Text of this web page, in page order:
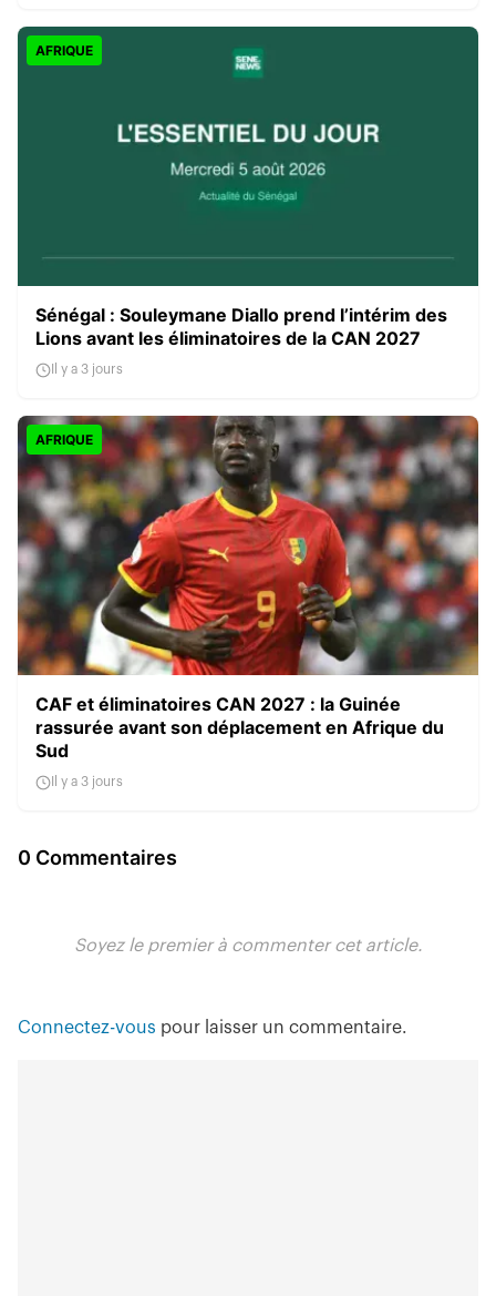
AFRIQUE
Sénégal : Souleymane Diallo prend l’intérim des
Lions avant les éliminatoires de la CAN 2027
Il y a 3 jours
AFRIQUE
CAF et éliminatoires CAN 2027 : la Guinée
rassurée avant son déplacement en Afrique du
Sud
Il y a 3 jours
0 Commentaires
Soyez le premier à commenter cet article.
Connectez-vous pour laisser un commentaire.